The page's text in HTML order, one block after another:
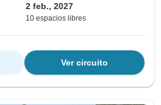
2 feb., 2027
10 espacios libres
Ver circuito